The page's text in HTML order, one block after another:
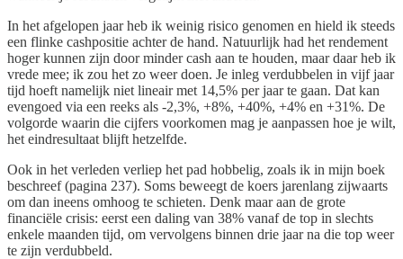
In het afgelopen jaar heb ik weinig risico genomen en hield ik steeds
een flinke cashpositie achter de hand. Natuurlijk had het rendement
hoger kunnen zijn door minder cash aan te houden, maar daar heb ik
vrede mee; ik zou het zo weer doen. Je inleg verdubbelen in vijf jaar
tijd hoeft namelijk niet lineair met 14,5% per jaar te gaan. Dat kan
evengoed via een reeks als -2,3%, +8%, +40%, +4% en +31%. De
volgorde waarin die cijfers voorkomen mag je aanpassen hoe je wilt,
het eindresultaat blijft hetzelfde.
Ook in het verleden verliep het pad hobbelig, zoals ik in mijn boek
beschreef (pagina 237). Soms beweegt de koers jarenlang zijwaarts
om dan ineens omhoog te schieten. Denk maar aan de grote
financiële crisis: eerst een daling van 38% vanaf de top in slechts
enkele maanden tijd, om vervolgens binnen drie jaar na die top weer
te zijn verdubbeld.